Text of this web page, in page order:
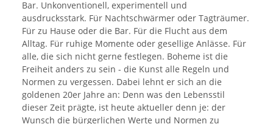
Bar. Unkonventionell, experimentell und
ausdrucksstark. Für Nachtschwärmer oder Tagträumer.
Für zu Hause oder die Bar. Für die Flucht aus dem
Alltag. Für ruhige Momente oder gesellige Anlässe. Für
alle, die sich nicht gerne festlegen. Boheme ist die
Freiheit anders zu sein - die Kunst alle Regeln und
Normen zu vergessen. Dabei lehnt er sich an die
goldenen 20er Jahre an: Denn was den Lebensstil
dieser Zeit prägte, ist heute aktueller denn je: der
Wunsch die bürgerlichen Werte und Normen zu